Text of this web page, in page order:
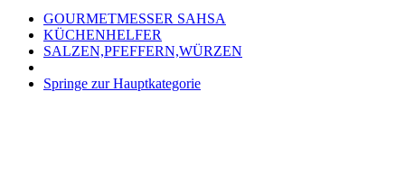
GOURMETMESSER SAHSA
KÜCHENHELFER
SALZEN,PFEFFERN,WÜRZEN
Springe zur Hauptkategorie